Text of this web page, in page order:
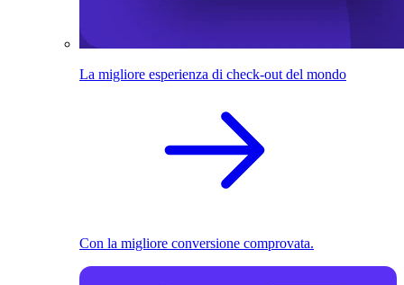
La migliore esperienza di check-out del mondo
Con la migliore conversione comprovata.